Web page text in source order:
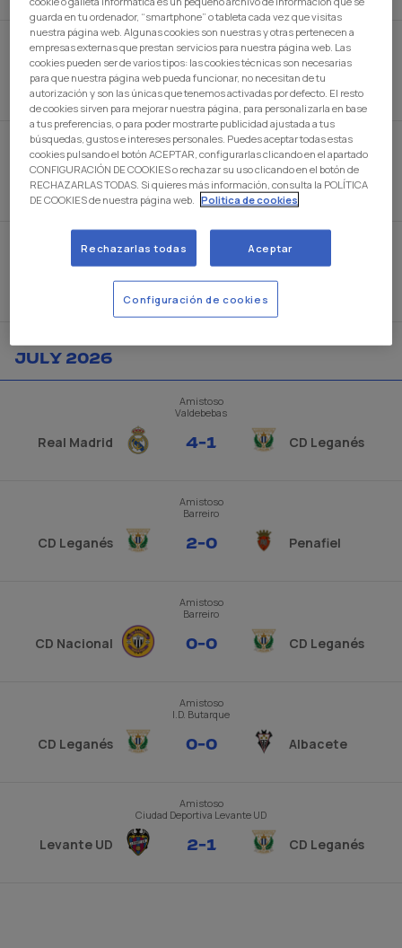
Amistoso
I.D. Butarque
CD Leganés 3-0 Mérida AD
Amistoso
I.D. Butarque
CD Leganés 2-1 Al-Rayyan SC
Swansea.com Stadium
Swansea City 1-0
JULY 2026
Amistoso
Valdebebas
Real Madrid 4-1 CD Leganés
Amistoso
Barreiro
CD Leganés 2-0 Penafiel
Amistoso
Barreiro
CD Nacional 0-0 CD Leganés
Amistoso
I.D. Butarque
CD Leganés 0-0 Albacete
Amistoso
Ciudad Deportiva Levante UD
Levante UD 2-1 CD Leganés
guarda en tu ordenador, “smartphone” o tableta cada vez que visitas
nuestra página web. Algunas cookies son nuestras y otras pertenecen a
empresas externas que prestan servicios para nuestra página web. Las
cookies pueden ser de varios tipos: las cookies técnicas son necesarias
para que nuestra página web pueda funcionar, no necesitan de tu
autorización y son las únicas que tenemos activadas por defecto. El resto
de cookies sirven para mejorar nuestra página, para personalizarla en base
a tus preferencias, o para poder mostrarte publicidad ajustada a tus
búsquedas, gustos e intereses personales. Puedes aceptar todas estas
cookies pulsando el botón ACEPTAR, configurarlas clicando en el apartado
CONFIGURACIÓN DE COOKIES o rechazar su uso clicando en el botón de
RECHAZARLAS TODAS. Si quieres más información, consulta la POLÍTICA
DE COOKIES de nuestra página web.
Politica de cookies
Rechazarlas todas Aceptar
Configuración de cookies